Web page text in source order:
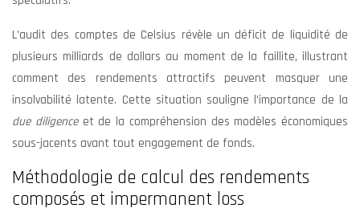
L’audit des comptes de Celsius révèle un déficit de liquidité de
plusieurs milliards de dollars au moment de la faillite, illustrant
comment des rendements attractifs peuvent masquer une
insolvabilité latente. Cette situation souligne l’importance de la
due diligence et de la compréhension des modèles économiques
sous-jacents avant tout engagement de fonds.
Méthodologie de calcul des rendements
composés et impermanent loss